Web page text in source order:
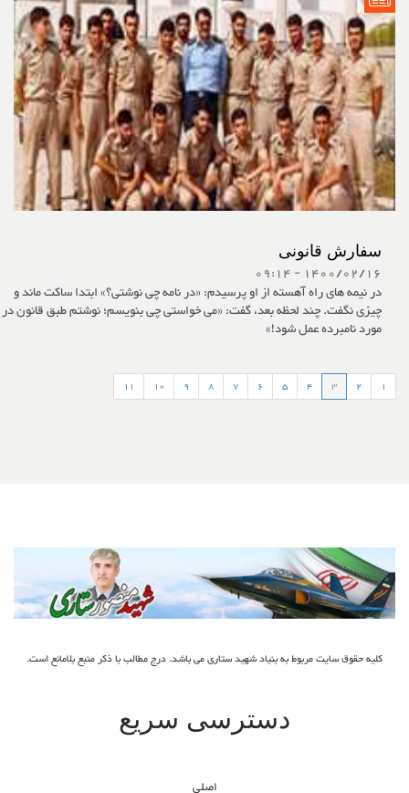
سفارش قانونی
1400/02/16 - 09:14
در نیمه های راه آهسته از او پرسیدم: «در نامه چی نوشتی؟» ابتدا ساکت ماند و
چیزی نگفت. چند لحظه بعد، گفت: «می خواستی چی بنویسم؛ نوشتم طبق قانون در
مورد نامبرده عمل شود!»
1
2
3
4
5
6
7
8
9
10
11
کلیه حقوق سایت مربوط به بنیاد شهید ستاری می باشد. درج مطالب با ذکر منبع بلامانع است.
دسترسی سریع
اصلی